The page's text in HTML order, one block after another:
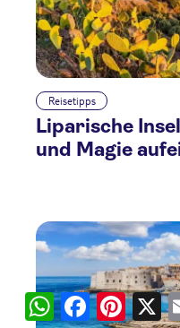
Reisetipps
Liparische
und Magie
WhatsAppFacebookPinterest
X